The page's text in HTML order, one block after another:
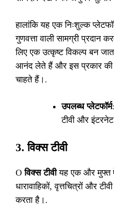
हालांकि यह एक निःशुल्क
गुणवत्ता वाली सामग्री प्रदान
लिए एक उत्कृष्ट विकल्प बन
आनंद लेते हैं और इस प्रकार की
चाहते हैं।.
उपलब्ध प्लेटफॉर्म
टीवी और
3.विक्स टीवी
Oविक्स टीवीयह एक और मुफ्त
धारावाहिकों, वृत्तचित्रों और
करता है।.